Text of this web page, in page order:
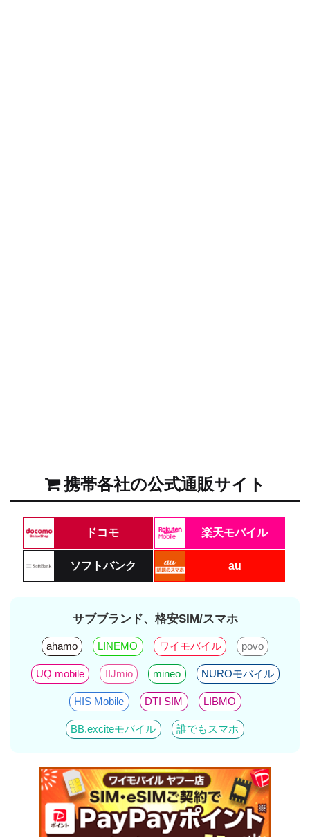
携帯各社の公式通販サイト
ドコモ 楽天モバイル
ソフトバンク au
サブブランド、格安SIM/スマホ
ahamo LINEMO ワイモバイル povo
UQ mobile IIJmio mineo NUROモバイル
HIS Mobile DTI SIM LIBMO
BB.exciteモバイル 誰でもスマホ